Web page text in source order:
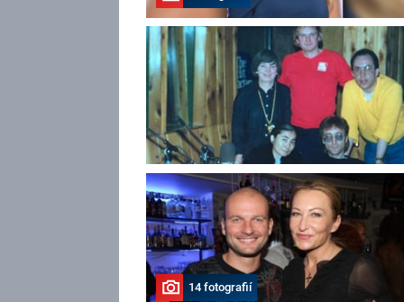
14 fotografií